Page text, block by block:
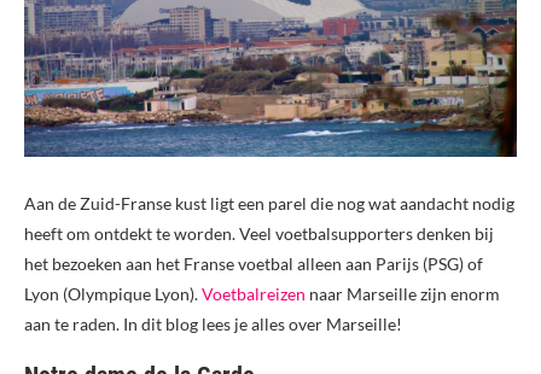
Aan de Zuid-Franse kust ligt een parel die nog wat aandacht nodig
heeft om ontdekt te worden. Veel voetbalsupporters denken bij
het bezoeken aan het Franse voetbal alleen aan Parijs (PSG) of
Lyon (Olympique Lyon).Voetbalreizen naar Marseille zijn enorm
aan te raden. In dit blog lees je alles over Marseille!